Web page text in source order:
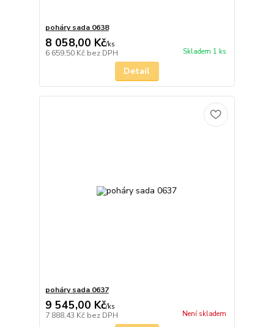
poháry sada 0638
8 058,00 Kč/ks
6 659,50 Kč bez DPH Skladem 1 ks
Detail
poháry sada 0637
9 545,00 Kč/ks
7 888,43 Kč bez DPH Není skladem